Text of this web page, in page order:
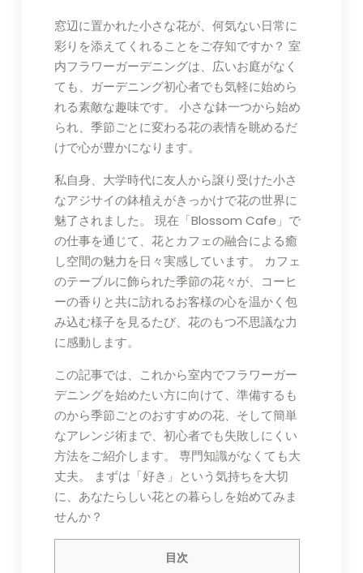
窓辺に置かれた小さな花が、何気ない日常に
彩りを添えてくれることをご存知ですか？ 室
内フラワーガーデニングは、広いお庭がなく
ても、ガーデニング初心者でも気軽に始めら
れる素敵な趣味です。 小さな鉢一つから始め
られ、季節ごとに変わる花の表情を眺めるだ
けで心が豊かになります。
私自身、大学時代に友人から譲り受けた小さ
なアジサイの鉢植えがきっかけで花の世界に
魅了されました。 現在「Blossom Cafe」で
の仕事を通じて、花とカフェの融合による癒
し空間の魅力を日々実感しています。 カフェ
のテーブルに飾られた季節の花々が、コーヒ
ーの香りと共に訪れるお客様の心を温かく包
み込む様子を見るたび、花のもつ不思議な力
に感動します。
この記事では、これから室内でフラワーガー
デニングを始めたい方に向けて、準備するも
のから季節ごとのおすすめの花、そして簡単
なアレンジ術まで、初心者でも失敗しにくい
方法をご紹介します。 専門知識がなくても大
丈夫。 まずは「好き」という気持ちを大切
に、あなたらしい花との暮らしを始めてみま
せんか？
目次